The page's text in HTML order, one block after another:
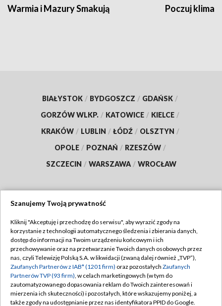
Warmia i Mazury Smakują Poczuj klimat
BIAŁYSTOK / BYDGOSZCZ / GDAŃSK /
GORZÓW WLKP. / KATOWICE / KIELCE /
KRAKÓW / LUBLIN / ŁÓDŹ / OLSZTYN /
OPOLE / POZNAŃ / RZESZÓW /
SZCZECIN / WARSZAWA / WROCŁAW
TVP
Abonament TVP
Emisja w TVP
Centrum informacji TVP
Naziemna Telewizja Cyfrowa
Regulamin TVP
Polityka prywatności
Moje zgody
Pomoc
Szanujemy Twoją prywatność
Kliknij "Akceptuję i przechodzę do serwisu", aby wyrazić zgody na
korzystanie z technologii automatycznego śledzenia i zbierania danych,
dostęp do informacji na Twoim urządzeniu końcowym i ich
przechowywanie oraz na przetwarzanie Twoich danych osobowych przez
nas, czyli Telewizję Polską S.A. w likwidacji (zwaną dalej również „TVP”),
Zaufanych Partnerów z IAB* (1201 firm) oraz pozostałych Zaufanych
Partnerów TVP (93 firm), w celach marketingowych (w tym do
zautomatyzowanego dopasowania reklam do Twoich zainteresowań i
mierzenia ich skuteczności) i pozostałych, które wskazujemy poniżej, a
także zgody na udostępnianie przez nas identyfikatora PPID do Google.